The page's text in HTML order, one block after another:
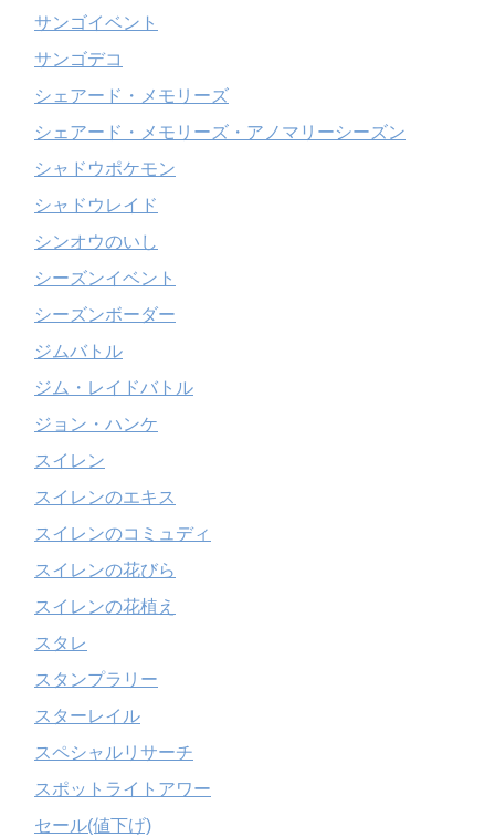
サンゴイベント
サンゴデコ
シェアード・メモリーズ
シェアード・メモリーズ・アノマリーシーズン
シャドウポケモン
シャドウレイド
シンオウのいし
シーズンイベント
シーズンボーダー
ジムバトル
ジム・レイドバトル
ジョン・ハンケ
スイレン
スイレンのエキス
スイレンのコミュディ
スイレンの花びら
スイレンの花植え
スタレ
スタンプラリー
スターレイル
スペシャルリサーチ
スポットライトアワー
セール(値下げ)